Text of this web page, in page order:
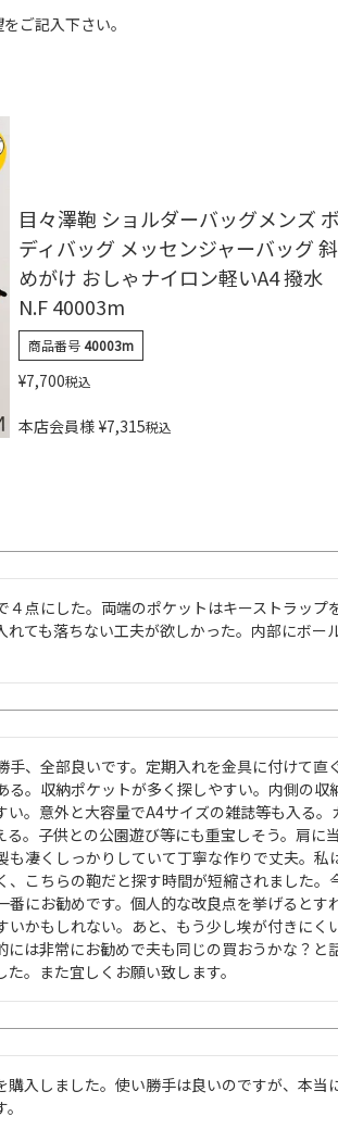
ご記入下さい。
目々澤鞄 ショルダーバッグメンズ ボ
ディバッグ メッセンジャーバッグ 斜
めがけ おしゃナイロン軽いA4 撥水
N.F 40003m
商品番号40003m
¥7,700税込
本店会員様 ¥7,315税込
点にした。両端のポケットはキーストラップ
ても落ちない工夫が欲しかった。内部にボー
、全部良いです。定期入れを金具に付けて直
る。収納ポケットが多く探しやすい。内側の収
。意外と大容量でA4サイズの雑誌等も入る。
。子供との公園遊び等にも重宝しそう。肩に
凄くしっかりしていて丁寧な作りで丈夫。私
、こちらの鞄だと探す時間が短縮されました。
番にお勧めです。個人的な改良点を挙げるとす
かもしれない。あと、もう少し埃が付きにく
には非常にお勧めで夫も同じの買おうかな？と
。また宜しくお願い致します。
購入しました。使い勝手は良いのですが、本当